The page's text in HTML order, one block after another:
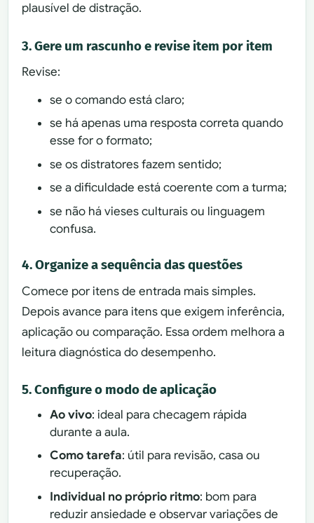
plausível de distração.
3. Gere um rascunho e revise item por item
Revise:
se o comando está claro;
se há apenas uma resposta correta quando
esse for o formato;
se os distratores fazem sentido;
se a dificuldade está coerente com a turma;
se não há vieses culturais ou linguagem
confusa.
4. Organize a sequência das questões
Comece por itens de entrada mais simples.
Depois avance para itens que exigem inferência,
aplicação ou comparação. Essa ordem melhora a
leitura diagnóstica do desempenho.
5. Configure o modo de aplicação
Ao vivo: ideal para checagem rápida
durante a aula.
Como tarefa: útil para revisão, casa ou
recuperação.
Individual no próprio ritmo: bom para
reduzir ansiedade e observar variações de